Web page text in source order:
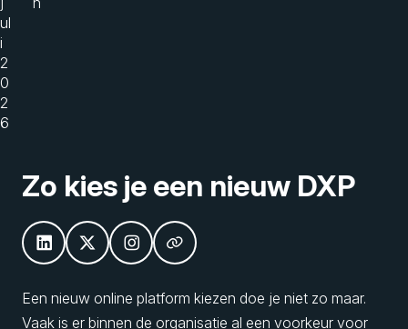
ul
i
2
0
2
6
Zo kies je een nieuw DXP
Een nieuw online platform kiezen doe je niet zo maar.
Vaak is er binnen de organisatie al een voorkeur voor